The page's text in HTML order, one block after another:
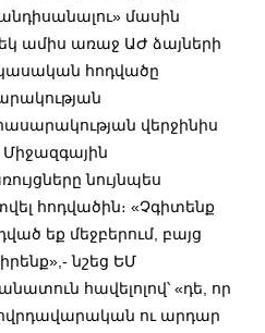
մասին
ամիս առաջ ԱԺ ձայների
հոդվածը
վերջինիս
նույնպես
հոդվածին։ «Չգիտենք
եք մեջբերում, բայց
նշեց ԵՄ
հավելոլով՝ «դե, որ
ու արդար